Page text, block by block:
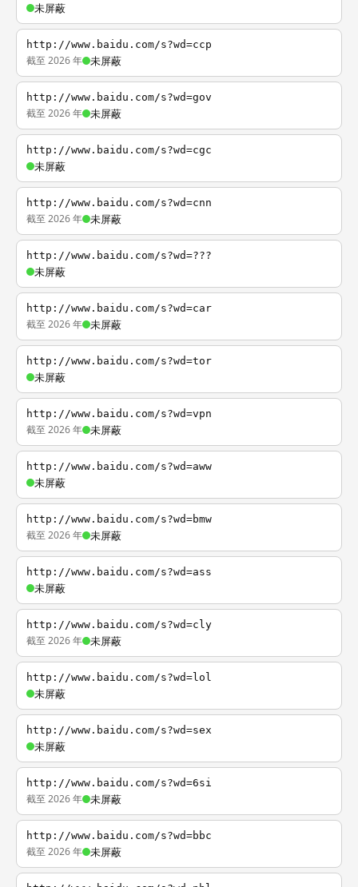
未屏蔽
http://www.baidu.com/s?wd=ccp
截至 2026 年 未屏蔽
http://www.baidu.com/s?wd=gov
截至 2026 年 未屏蔽
http://www.baidu.com/s?wd=cgc
未屏蔽
http://www.baidu.com/s?wd=cnn
截至 2026 年 未屏蔽
http://www.baidu.com/s?wd=???
未屏蔽
http://www.baidu.com/s?wd=car
截至 2026 年 未屏蔽
http://www.baidu.com/s?wd=tor
未屏蔽
http://www.baidu.com/s?wd=vpn
截至 2026 年 未屏蔽
http://www.baidu.com/s?wd=aww
未屏蔽
http://www.baidu.com/s?wd=bmw
截至 2026 年 未屏蔽
http://www.baidu.com/s?wd=ass
未屏蔽
http://www.baidu.com/s?wd=cly
截至 2026 年 未屏蔽
http://www.baidu.com/s?wd=lol
未屏蔽
http://www.baidu.com/s?wd=sex
未屏蔽
http://www.baidu.com/s?wd=6si
截至 2026 年 未屏蔽
http://www.baidu.com/s?wd=bbc
截至 2026 年 未屏蔽